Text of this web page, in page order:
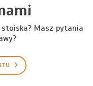
Masz pytania